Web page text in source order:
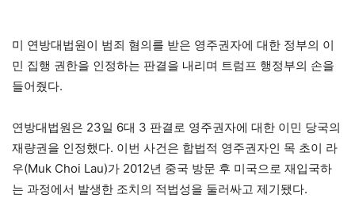
미 연방대법원이 범죄 혐의를 받은 영주권자에 대한 정부의 이
민 집행 권한을 인정하는 판결을 내리며 트럼프 행정부의 손을
들어줬다.
연방대법원은 23일 6대 3 판결로 영주권자에 대한 이민 당국의
재량권을 인정했다. 이번 사건은 합법적 영주권자인 목 초이 라
우(Muk Choi Lau)가 2012년 중국 방문 후 미국으로 재입국하
는 과정에서 발생한 조치의 적법성을 둘러싸고 제기됐다.